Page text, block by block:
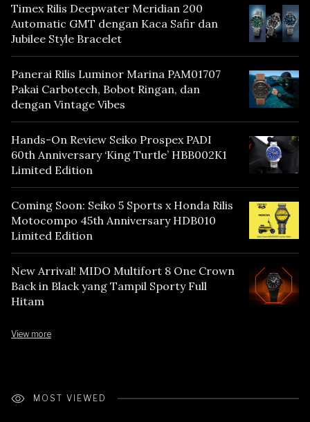
Timex Rilis Deepwater Meridian 200
Automatic GMT dengan Kaca Safir dan
Jubilee Style Bracelet
Panerai Rilis Luminor Marina PAM01707
Pakai Carbotech, Bobot Ringan, dan
dengan Vintage Vibes
Hands-On Review Seiko Prospex PADI
60th Anniversary ‘King Turtle’ HBB002K1
Limited Edition
Coming Soon: Seiko 5 Sports x Honda Rilis
Motocompo 45th Anniversary HDB010
Limited Edition
New Arrival! MIDO Multifort 8 One Crown
Back in Black yang Tampil Sporty Full
Hitam
View more
MOST VIEWED